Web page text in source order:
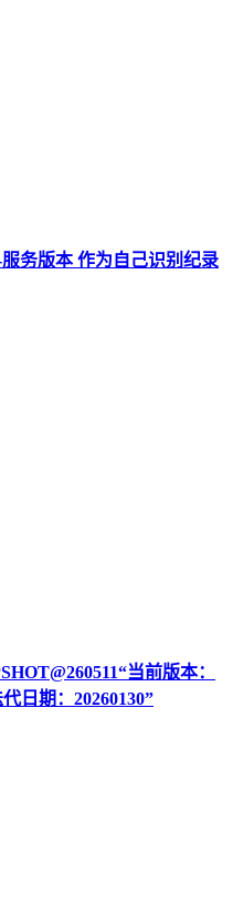
务版本 作为自己识别纪录
当前版本：
日期：20260130”